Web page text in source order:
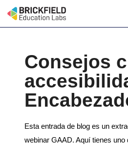
Skip
Consejos
Esta entrada de blog es un
webinar GAAD. Aquí tienes